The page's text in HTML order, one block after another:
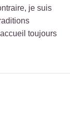
je suis
toujours